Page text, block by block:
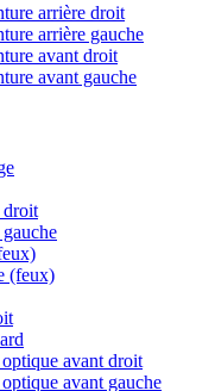
arrière droit
arrière gauche
avant droit
avant gauche
droit
(feux)
avant droit
avant gauche